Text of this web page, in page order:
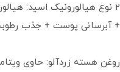
2 نوع هیالورونیک اسید:
+ آبرسانی پوست + جذب رطوبت تا 1000 برابر وزن خود + افزایش خاصیت